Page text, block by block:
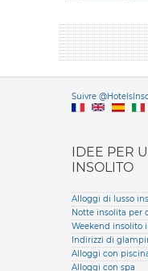
Suivre
IDEE PER
INSOLITO
Alloggi di lusso
Notte insolita per
Weekend insolito
Indirizzi di
Alloggi con
Alloggi con spa